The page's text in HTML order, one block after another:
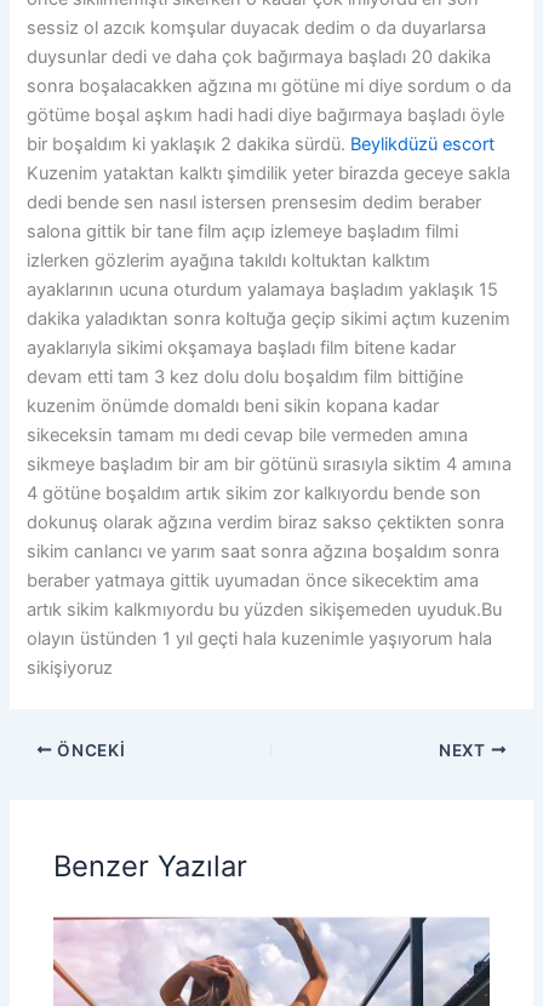
sessiz ol azcık komşular duyacak dedim o da duyarlarsa
duysunlar dedi ve daha çok bağırmaya başladı 20 dakika
sonra boşalacakken ağzına mı götüne mi diye sordum o da
götüme boşal aşkım hadi hadi diye bağırmaya başladı öyle
bir boşaldım ki yaklaşık 2 dakika sürdü. Beylikdüzü escort
Kuzenim yataktan kalktı şimdilik yeter birazda geceye sakla
dedi bende sen nasıl istersen prensesim dedim beraber
salona gittik bir tane film açıp izlemeye başladım filmi
izlerken gözlerim ayağına takıldı koltuktan kalktım
ayaklarının ucuna oturdum yalamaya başladım yaklaşık 15
dakika yaladıktan sonra koltuğa geçip sikimi açtım kuzenim
ayaklarıyla sikimi okşamaya başladı film bitene kadar
devam etti tam 3 kez dolu dolu boşaldım film bittiğine
kuzenim önümde domaldı beni sikin kopana kadar
sikeceksin tamam mı dedi cevap bile vermeden amına
sikmeye başladım bir am bir götünü sırasıyla siktim 4 amına
4 götüne boşaldım artık sikim zor kalkıyordu bende son
dokunuş olarak ağzına verdim biraz sakso çektikten sonra
sikim canlancı ve yarım saat sonra ağzına boşaldım sonra
beraber yatmaya gittik uyumadan önce sikecektim ama
artık sikim kalkmıyordu bu yüzden sikişemeden uyuduk.Bu
olayın üstünden 1 yıl geçti hala kuzenimle yaşıyorum hala
sikişiyoruz
ÖNCEKI NEXT
Benzer Yazılar